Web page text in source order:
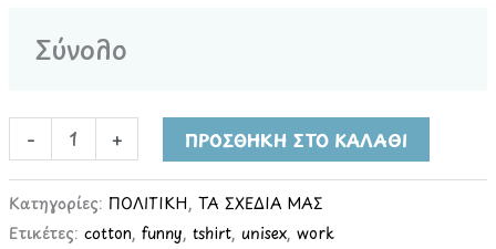
Σύνολο
- + ΠΡΟΣΘΉΚΗ ΣΤΟ ΚΑΛΆΘΙ
Κατηγορίες: ΠΟΛΙΤΙΚΗ,ΤΑ ΣΧΕΔΙΑ ΜΑΣ
Ετικέτες:cotton,funny,tshirt, unisex,work